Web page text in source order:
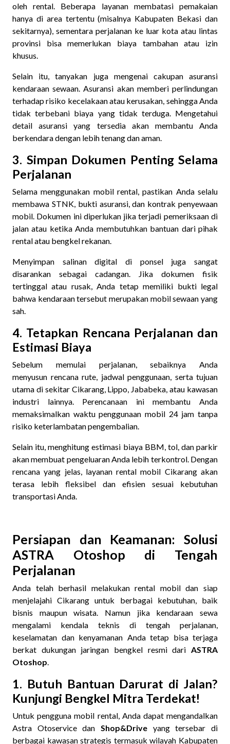
oleh rental. Beberapa layanan membatasi pemakaian
hanya di area tertentu (misalnya Kabupaten Bekasi dan
sekitarnya), sementara perjalanan ke luar kota atau lintas
provinsi bisa memerlukan biaya tambahan atau izin
khusus.
Selain itu, tanyakan juga mengenai cakupan asuransi
kendaraan sewaan. Asuransi akan memberi perlindungan
terhadap risiko kecelakaan atau kerusakan, sehingga Anda
tidak terbebani biaya yang tidak terduga. Mengetahui
detail asuransi yang tersedia akan membantu Anda
berkendara dengan lebih tenang dan aman.
3. Simpan Dokumen Penting Selama
Perjalanan
Selama menggunakan mobil rental, pastikan Anda selalu
membawa STNK, bukti asuransi, dan kontrak penyewaan
mobil. Dokumen ini diperlukan jika terjadi pemeriksaan di
jalan atau ketika Anda membutuhkan bantuan dari pihak
rental atau bengkel rekanan.
Menyimpan salinan digital di ponsel juga sangat
disarankan sebagai cadangan. Jika dokumen fisik
tertinggal atau rusak, Anda tetap memiliki bukti legal
bahwa kendaraan tersebut merupakan mobil sewaan yang
sah.
4. Tetapkan Rencana Perjalanan dan
Estimasi Biaya
Sebelum memulai perjalanan, sebaiknya Anda
menyusun rencana rute, jadwal penggunaan, serta tujuan
utama di sekitar Cikarang, Lippo, Jababeka, atau kawasan
industri lainnya. Perencanaan ini membantu Anda
memaksimalkan waktu penggunaan mobil 24 jam tanpa
risiko keterlambatan pengembalian.
Selain itu, menghitung estimasi biaya BBM, tol, dan parkir
akan membuat pengeluaran Anda lebih terkontrol. Dengan
rencana yang jelas, layanan rental mobil Cikarang akan
terasa lebih fleksibel dan efisien sesuai kebutuhan
transportasi Anda.
Persiapan dan Keamanan: Solusi
ASTRA Otoshop di Tengah
Perjalanan
Anda telah berhasil melakukan rental mobil dan siap
menjelajahi Cikarang untuk berbagai kebutuhan, baik
bisnis maupun wisata. Namun jika kendaraan sewa
mengalami kendala teknis di tengah perjalanan,
keselamatan dan kenyamanan Anda tetap bisa terjaga
berkat dukungan jaringan bengkel resmi dari ASTRA
Otoshop
1. Butuh Bantuan Darurat di Jalan?
Kunjungi Bengkel Mitra Terdekat!
Untuk pengguna mobil rental, Anda dapat mengandalkan
Astra Otoservice dan Shop&Drive yang tersebar di
berbagai kawasan strategis termasuk wilayah Kabupaten